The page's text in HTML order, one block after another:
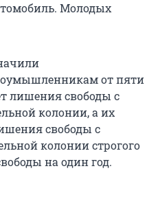
Молодых
от пяти
лишения свободы с
колонии, а их
свободы с
колонии строгого
на один год.